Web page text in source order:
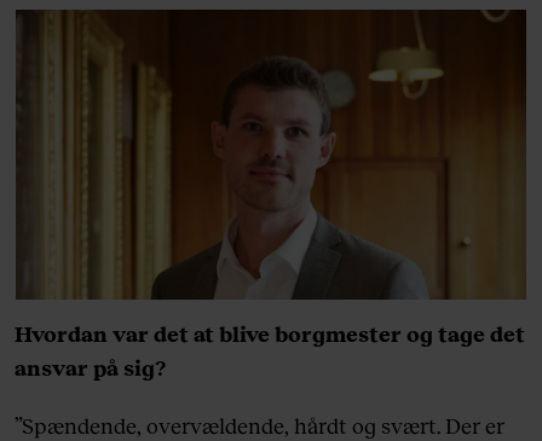
Hvordan var det at blive borgmester og tage det
ansvar på sig?
”Spændende, overvældende, hårdt og svært. Der er